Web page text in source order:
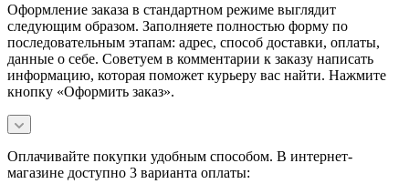
Оформление заказа в стандартном режиме выглядит
следующим образом. Заполняете полностью форму по
последовательным этапам: адрес, способ доставки, оплаты,
данные о себе. Советуем в комментарии к заказу написать
информацию, которая поможет курьеру вас найти. Нажмите
кнопку «Оформить заказ».
Оплачивайте покупки удобным способом. В интернет-
магазине доступно 3 варианта оплаты: